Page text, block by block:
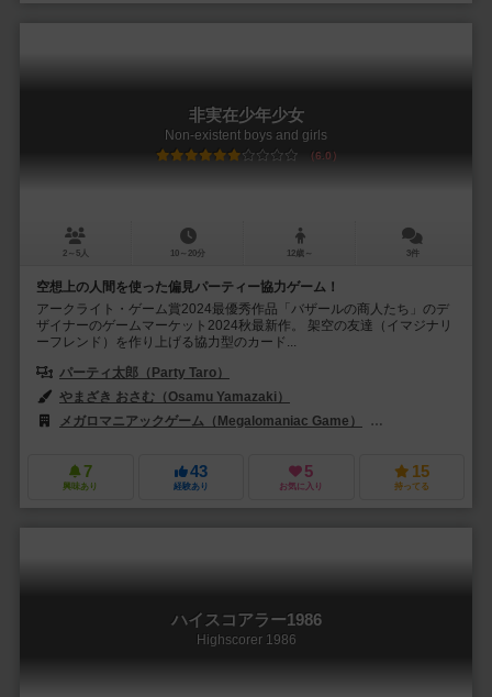
非実在少年少女
Non-existent boys and girls
6.0
2～5人 10～20分 12歳～ 3件
空想上の人間を使った偏見パーティー協力ゲーム！
アークライト・ゲーム賞2024最優秀作品「バザールの商人たち」のデ
ザイナーのゲームマーケット2024秋最新作。 架空の友達（イマジナリ
ーフレンド）を作り上げる協力型のカード...
パーティ太郎（Party Taro）
やまざき おさむ（Osamu Yamazaki）
メガロマニアックゲーム（Megalomaniac Game）
7
興味あり
43
経験あり
5
お気に入り
15
持ってる
ハイスコアラー1986
Highscorer 1986